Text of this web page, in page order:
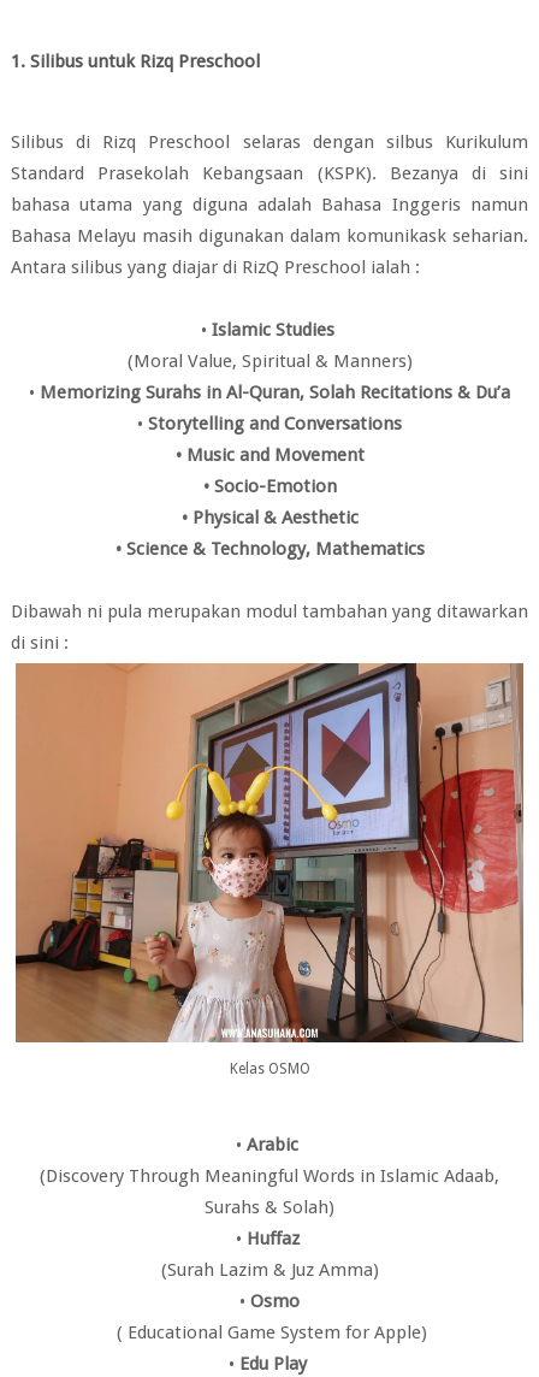
1. Silibus untuk Rizq Preschool
Silibus di Rizq Preschool selaras dengan silbus Kurikulum
Standard Prasekolah Kebangsaan (KSPK). Bezanya di sini
bahasa utama yang diguna adalah Bahasa Inggeris namun
Bahasa Melayu masih digunakan dalam komunikask seharian.
Antara silibus yang diajar di RizQ Preschool ialah :
• Islamic Studies
(Moral Value, Spiritual & Manners)
• Memorizing Surahs in Al-Quran, Solah Recitations & Du’a
• Storytelling and Conversations
• Music and Movement
• Socio-Emotion
• Physical & Aesthetic
• Science & Technology, Mathematics
Dibawah ni pula merupakan modul tambahan yang ditawarkan
di sini :
Kelas OSMO
• Arabic
(Discovery Through Meaningful Words in Islamic Adaab,
Surahs & Solah)
• Huffaz
(Surah Lazim & Juz Amma)
• Osmo
( Educational Game System for Apple)
• Edu Play